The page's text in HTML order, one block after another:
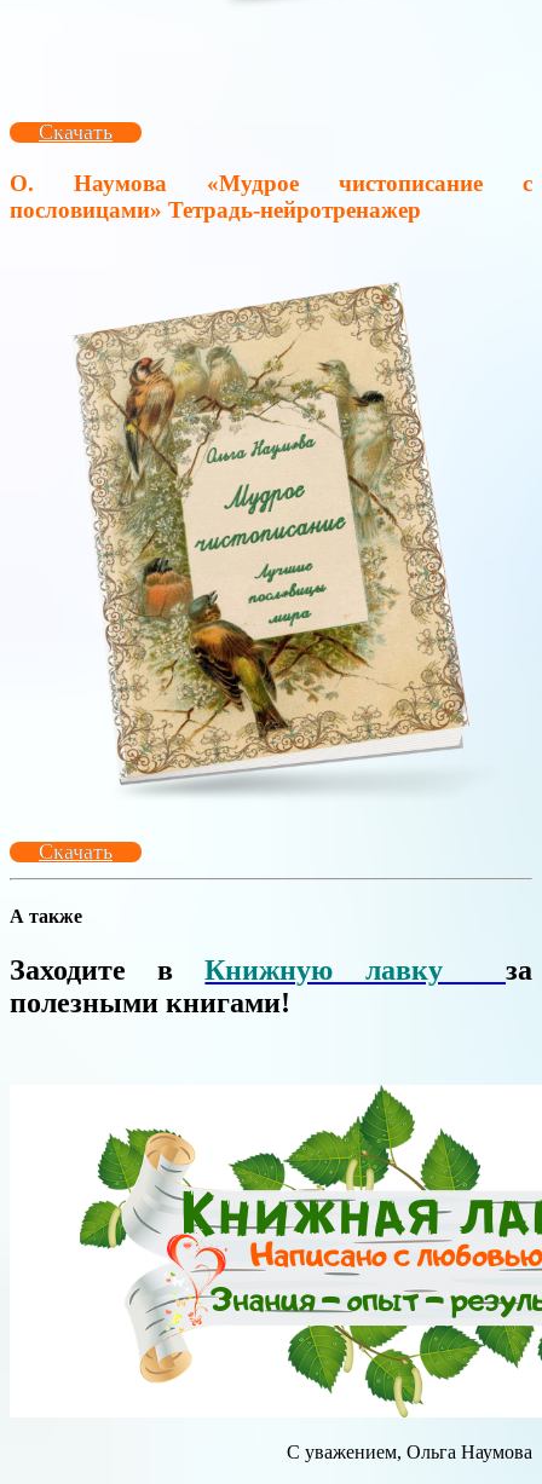
Скачать
О. Наумова «Мудрое чистописание с
пословицами» Тетрадь-нейротренажер
Скачать
А также
Заходите вКнижную лавкуза
полезными книгами!
С уважением, Ольга Наумова